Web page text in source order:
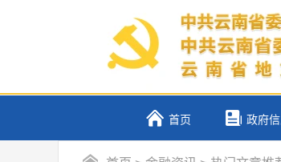
首页 政府